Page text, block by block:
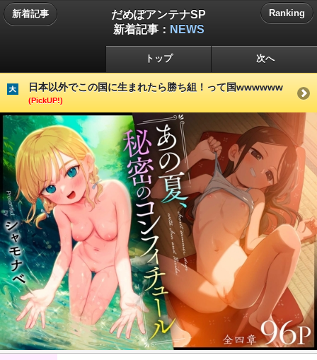
新着記事
だめぽアンテナSP
新着記事： NEWS
Ranking
トップ 次へ
日本以外でこの国に生まれたら勝ち組！って国wwwwww
(PickUP!)